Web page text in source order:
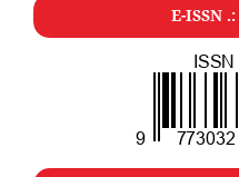
E-ISSN .: